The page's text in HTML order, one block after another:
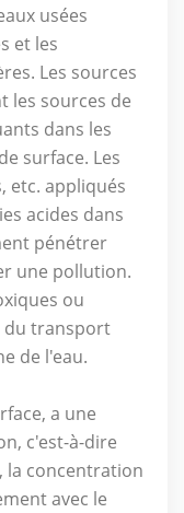
usées
et les
Les sources
les sources de
dans les
surface. Les
etc. appliqués
acides dans
pénétrer
une pollution.
ou
du transport
de l'eau.
a une
c'est-à-dire
la concentration
avec le